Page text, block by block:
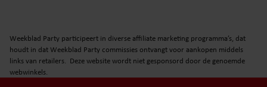
Weekblad Party participeert in diverse affiliate marketing programma’s, dat
houdt in dat Weekblad Party commissies ontvangt voor aankopen middels
links van retailers. Deze website wordt niet gesponsord door de genoemde
webwinkels.